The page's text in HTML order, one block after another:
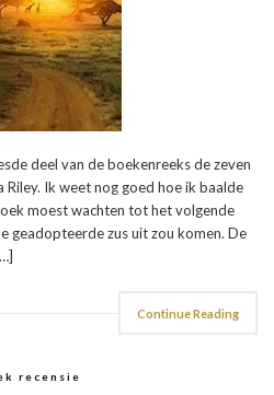
deel van de boekenreeks de zeven
Riley. Ik weet nog goed hoe ik baalde
moest wachten tot het volgende
geadopteerde zus uit zou komen. De
Continue Reading
recensie